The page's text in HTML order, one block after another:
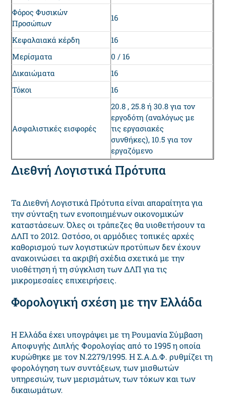
Φόρος Φυσικών
Προσώπων
16
Κεφαλαιακά κέρδη
16
Μερίσματα
0 / 16
Δικαιώματα
16
Τόκοι
16
Ασφαλιστικές εισφορές
20.8 , 25.8 ή 30.8 για τον
εργοδότη (αναλόγως με
τις εργασιακές
συνθήκες), 10.5 για τον
εργαζόμενο
Διεθνή Λογιστικά Πρότυπα
Τα Διεθνή Λογιστικά Πρότυπα είναι απαραίτητα για
την σύνταξη των ενοποιημένων οικονομικών
καταστάσεων. Όλες οι τράπεζες θα υιοθετήσουν τα
ΔΛΠ το 2012. Ωστόσο, οι αρμόδιες τοπικές αρχές
καθορισμού των λογιστικών προτύπων δεν έχουν
ανακοινώσει τα ακριβή σχέδια σχετικά με την
υιοθέτηση ή τη σύγκλιση των ΔΛΠ για τις
μικρομεσαίες επιχειρήσεις.
Φορολογική σχέση με την Ελλάδα
Η Ελλάδα έχει υπογράψει με τη Ρουμανία Σύμβαση
Αποφυγής Διπλής Φορολογίας από το 1995 η οποία
κυρώθηκε με τον N.2279/1995. Η Σ.Α.Δ.Φ. ρυθμίζει τη
φορολόγηση των συντάξεων, των μισθωτών
υπηρεσιών, των μερισμάτων, των τόκων και των
δικαιωμάτων.